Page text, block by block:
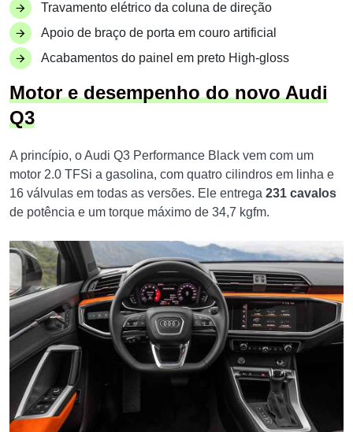
Travamento elétrico da coluna de direção
Apoio de braço de porta em couro artificial
Acabamentos do painel em preto High-gloss
Motor e desempenho do novo Audi
Q3
A princípio, o Audi Q3 Performance Black vem com um
motor 2.0 TFSi a gasolina, com quatro cilindros em linha e
16 válvulas em todas as versões. Ele entrega 231 cavalos
de potência e um torque máximo de 34,7 kgfm.